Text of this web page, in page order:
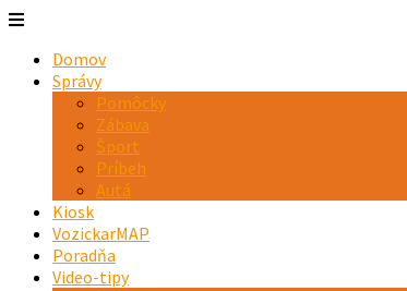
Domov
Správy
Pomôcky
Zábava
Šport
Príbeh
Autá
Kiosk
VozickarMAP
Poradňa
Video-tipy